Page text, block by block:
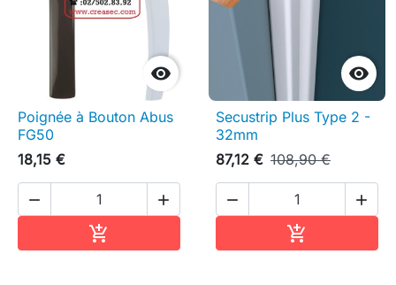

Poignée à Bouton Abus
FG50
18,15 €
 


Secustrip Plus Type 2 -
32mm
87,12 € 108,90 €
 
